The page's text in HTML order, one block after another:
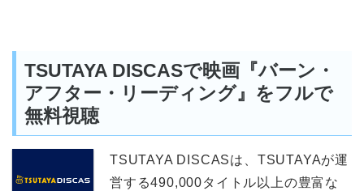
TSUTAYA DISCASで映画『バーン・
アフター・リーディング』をフルで
無料視聴
TSUTAYA DISCASは、TSUTAYAが運
営する490,000タイトル以上の豊富な